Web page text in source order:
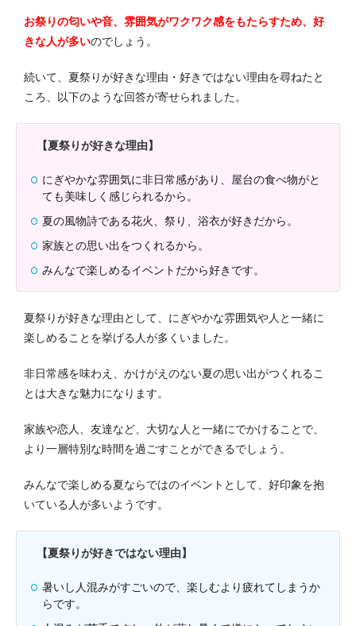
お祭りの匂いや音、雰囲気がワクワク感をもたらすため、好
きな人が多いのでしょう。
続いて、夏祭りが好きな理由・好きではない理由を尋ねたと
ころ、以下のような回答が寄せられました。
【夏祭りが好きな理由】
にぎやかな雰囲気に非日常感があり、屋台の食べ物がと
ても美味しく感じられるから。
夏の風物詩である花火、祭り、浴衣が好きだから。
家族との思い出をつくれるから。
みんなで楽しめるイベントだから好きです。
夏祭りが好きな理由として、にぎやかな雰囲気や人と一緒に
楽しめることを挙げる人が多くいました。
非日常感を味わえ、かけがえのない夏の思い出がつくれるこ
とは大きな魅力になります。
家族や恋人、友達など、大切な人と一緒にでかけることで、
より一層特別な時間を過ごすことができるでしょう。
みんなで楽しめる夏ならではのイベントとして、好印象を抱
いている人が多いようです。
【夏祭りが好きではない理由】
暑いし人混みがすごいので、楽しむより疲れてしまうか
らです。